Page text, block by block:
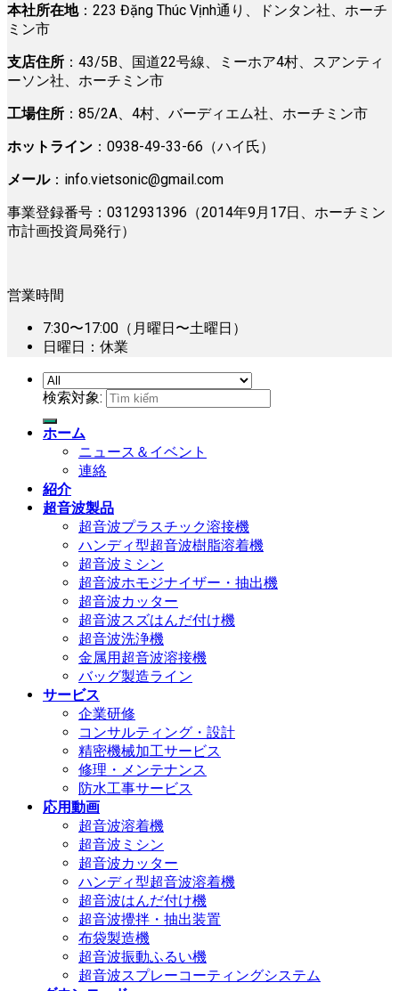
本社所在地：223 Đặng Thúc Vịnh通り、ドンタン社、ホーチ
ミン市
支店住所 ：43/5B、国道22号線、ミーホア4村、スアンティ
ーソン社、ホーチミン市
工場住所 ：85/2A、4村、バーディエム社、ホーチミン市
ホットライン ：0938-49-33-66（ハイ氏）
メール： info.vietsonic@gmail.com
事業登録番号：0312931396（2014年9月17日、ホーチミン
市計画投資局発行）
営業時間
7:30〜17:00（月曜日〜土曜日）
日曜日：休業
検索対象:
ホーム
ニュース＆イベント
連絡
紹介
超音波製品
超音波プラスチック溶接機
ハンディ型超音波樹脂溶着機
超音波ミシン
超音波ホモジナイザー・抽出機
超音波カッター
超音波スズはんだ付け機
超音波洗浄機
金属用超音波溶接機
バッグ製造ライン
サービス
企業研修
コンサルティング・設計
精密機械加工サービス
修理・メンテナンス
防水工事サービス
応用動画
超音波溶着機
超音波ミシン
超音波カッター
ハンディ型超音波溶着機
超音波はんだ付け機
超音波攪拌・抽出装置
布袋製造機
超音波振動ふるい機
超音波スプレーコーティングシステム